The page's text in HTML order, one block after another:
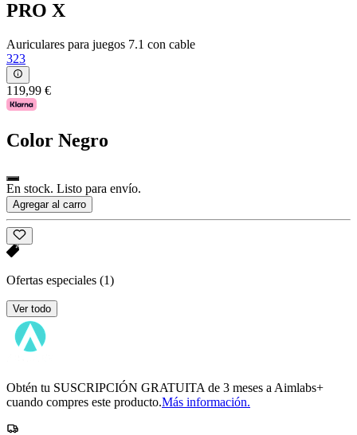
PRO X
Auriculares para juegos 7.1 con cable
323
119,99 €
Color Negro
En stock. Listo para envío.
Agregar al carro
Ofertas especiales (1)
Ver todo
Obtén tu SUSCRIPCIÓN GRATUITA de 3 meses a Aimlabs+
cuando compres este producto.Más información.